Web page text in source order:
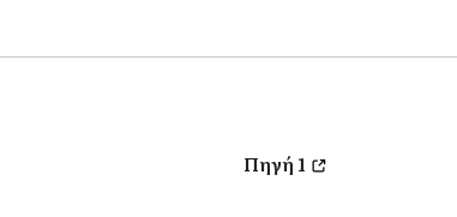
Πηγή 1